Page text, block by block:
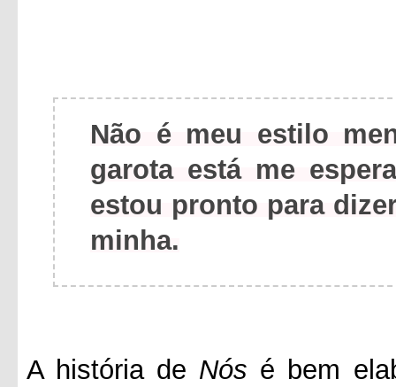
Não é meu estilo
garota está me
estou pronto para
minha.
A história de Nós é bem